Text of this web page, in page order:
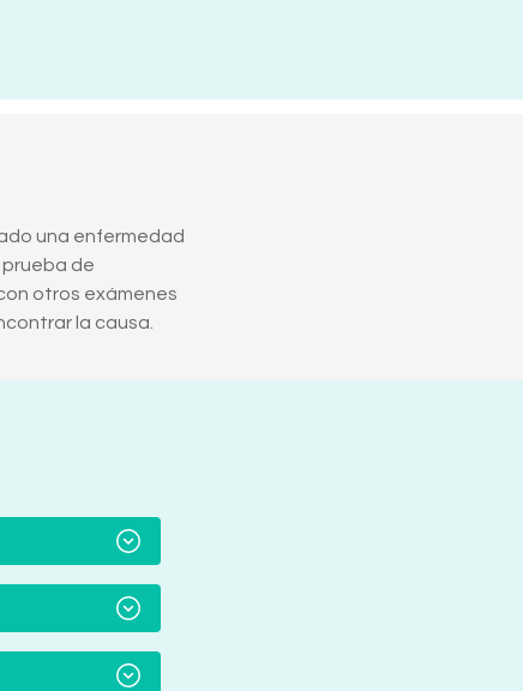
una enfermedad
de
otros exámenes
la causa.